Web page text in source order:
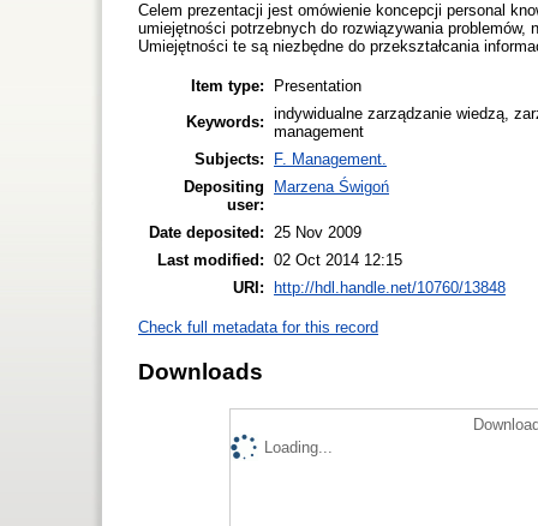
Celem prezentacji jest omówienie koncepcji personal
umiejętności potrzebnych do rozwiązywania
Umiejętności te są niezbędne do przekształcania
Item type:
Presentation
Keywords: indywidualne zarządzanie wiedzą,
management
Subjects:
F. Management.
Depositing
user:
Marzena Świgoń
Date deposited:
25 Nov 2009
Last modified: 02 Oct 2014 12:15
URI:
http://hdl.handle.net/10760/13848
Check full metadata for this record
Downloads
Loading...